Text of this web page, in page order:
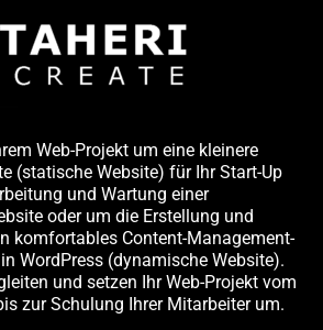
Web-Projekt um eine kleinere
(statische Website) für Ihr Start-Up
und Wartung einer
oder um die Erstellung und
komfortables Content-Management-
WordPress (dynamische Website).
und setzen Ihr Web-Projekt vom
zur Schulung Ihrer Mitarbeiter um.